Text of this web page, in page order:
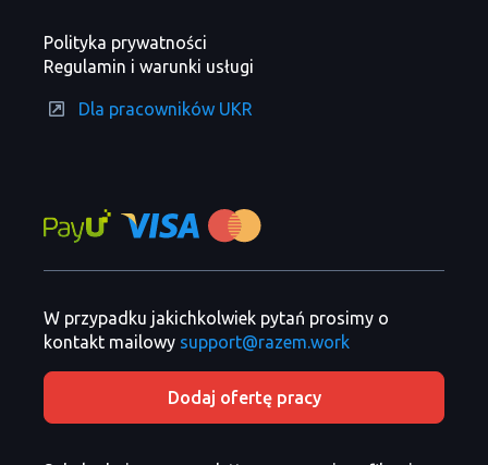
Polityka prywatności
Regulamin i warunki usługi
Dla pracowników UKR
W przypadku jakichkolwiek pytań prosimy o
kontakt mailowy support@razem.work
Dodaj ofertę pracy